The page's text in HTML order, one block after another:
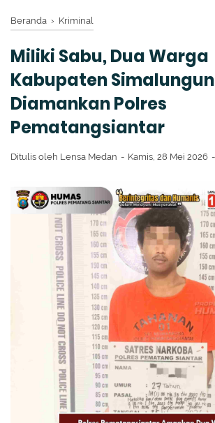
Beranda › Kriminal
Miliki Sabu, Dua Warga
Kabupaten Simalungun
Diamankan Polres
Pematangsiantar
Ditulis oleh Lensa Medan Kamis, 28 Mei 2026